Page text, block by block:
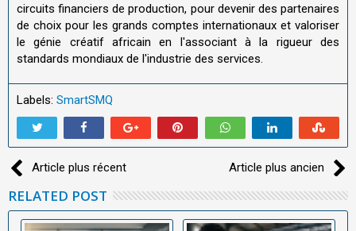
circuits financiers de production, pour devenir des partenaires
de choix pour les grands comptes internationaux et valoriser
le génie créatif africain en l'associant à la rigueur des
standards mondiaux de l'industrie des services.
Labels: SmartSMQ
Article plus récent Article plus ancien
RELATED POST